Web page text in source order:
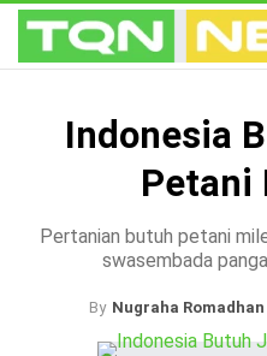
Indonesia
Petani
Pertanian butuh petani
swasembada
By Nugraha Romadhan